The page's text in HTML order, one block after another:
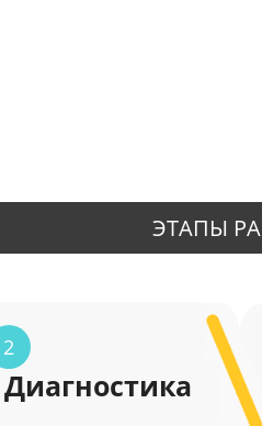
ЭТАПЫ
2
Диагностика